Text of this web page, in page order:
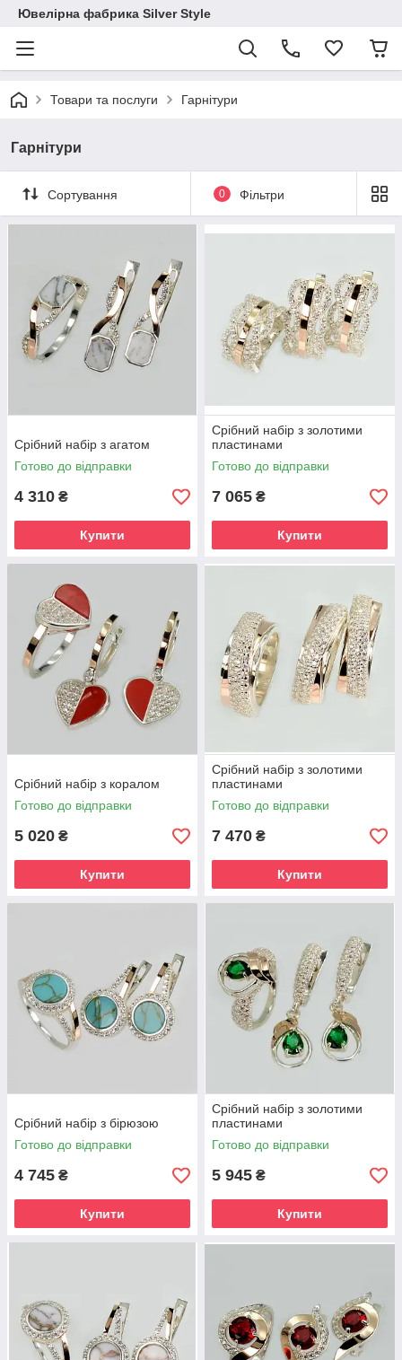
Ювелірна фабрика Silver Style
Товари та послуги Гарнітури
Гарнітури
Сортування 0 Фільтри
Срібний набір з агатом
Готово до відправки
4 310 ₴
Купити
Срібний набір з золотими
пластинами
Готово до відправки
7 065 ₴
Купити
Срібний набір з коралом
Готово до відправки
5 020 ₴
Купити
Срібний набір з золотими
пластинами
Готово до відправки
7 470 ₴
Купити
Срібний набір з бірюзою
Готово до відправки
4 745 ₴
Купити
Срібний набір з золотими
пластинами
Готово до відправки
5 945 ₴
Купити